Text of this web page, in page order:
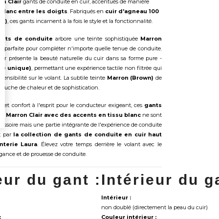
Clairgants de conduite en cuir, accentués de manière
blanc entre les doigts. Fabriqués en cuir d'agneau 100
, ces gants incarnent à la fois le style et la fonctionnalité.
de conduite arbore une teinte sophistiquée Marron
, parfaite pour compléter n'importe quelle tenue de conduite.
présente la beauté naturelle du cuir dans sa forme pure -
unique), permettant une expérience tactile non filtrée qui
sur le volant. La subtile teinte Marron (Brown) de
de chaleur et de sophistication.
et confort à l'esprit pour le conducteur exigeant, ces gants
Marron Clair avec des accents en tissu blancne sont
mais une partie intégrante de l'expérience de conduite
par la collection de gants de conduite en cuir haut
Laura. Élevez votre temps derrière le volant avec le
et de prouesse de conduite.
du gant : Intérieur du
Intérieur :
non doublé (directement la peau du cuir)
Couleur intérieur :